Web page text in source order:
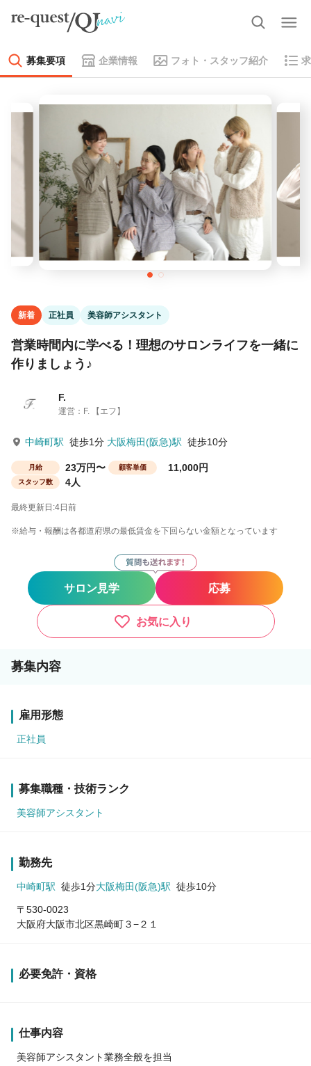
募集要項 企業情報 フォト・スタッフ紹介
新着 正社員 美容師アシスタント
営業時間内に学べる！理想のサロンライフを一緒に
作りましょう♪
F.
運営：F. 【エフ】
中崎町駅 徒歩1分 大阪梅田(阪急)駅 徒歩10分
月給 23万円〜 顧客単価 11,000円
スタッフ数 4人
最終更新日:4日前
※給与・報酬は各都道府県の最低賃金を下回らない金額となっています
サロン見学 応募
お気に入り
募集内容
雇用形態
正社員
募集職種・技術ランク
美容師アシスタント
勤務先
中崎町駅 徒歩1分大阪梅田(阪急)駅 徒歩10分
〒530-0023
大阪府大阪市北区黒崎町３−２１
必要免許・資格
仕事内容
美容師アシスタント業務全般を担当